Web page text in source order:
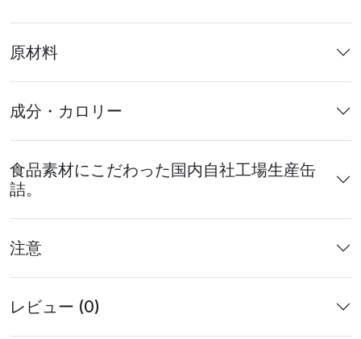
原材料
成分・カロリー
食品素材にこだわった国内自社工場生産缶
詰。
注意
レビュー (0)